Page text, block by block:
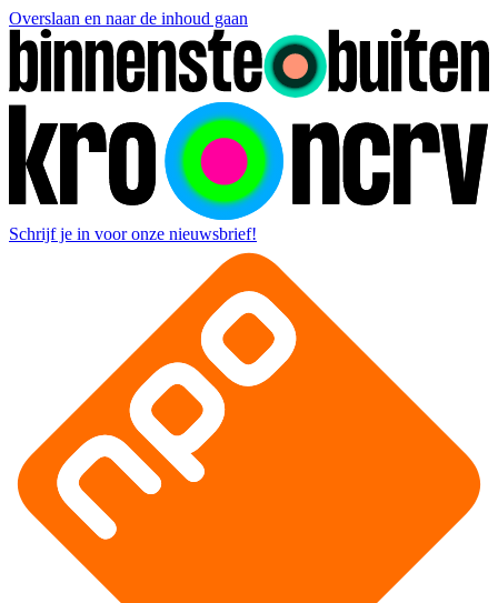
Overslaan en naar de inhoud gaan
Schrijf je in voor onze nieuwsbrief!